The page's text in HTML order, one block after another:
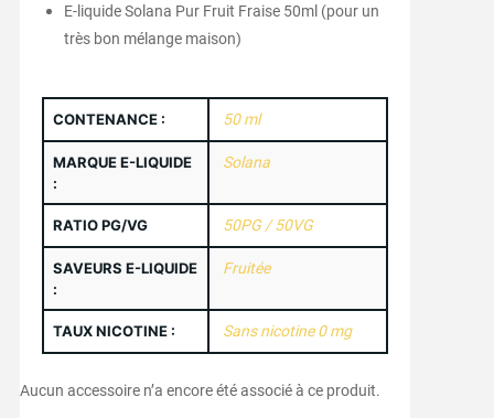
E-liquide Solana Pur Fruit Fraise 50ml (pour un
très bon mélange maison)
CONTENANCE : 50 ml
MARQUE E-LIQUIDE
:
Solana
RATIO PG/VG 50PG / 50VG
SAVEURS E-LIQUIDE
:
Fruitée
TAUX NICOTINE : Sans nicotine 0 mg
Aucun accessoire n’a encore été associé à ce produit.